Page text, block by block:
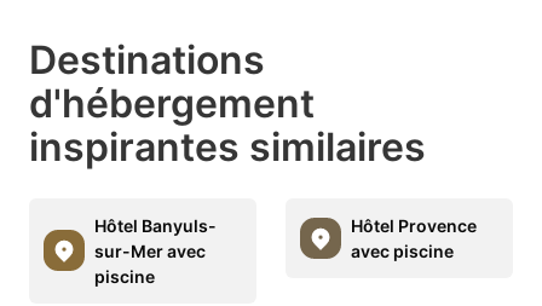
Destinations
d'hébergement
inspirantes similaires
Hôtel Banyuls-
sur-Mer avec
piscine
Hôtel Provence
avec piscine